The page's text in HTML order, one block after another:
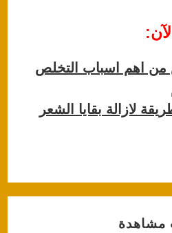
اهم اسباب التخلص
لازالة بقايا الشعر
مشاهدة